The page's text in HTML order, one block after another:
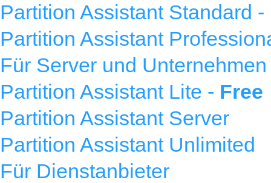
Partition Assistant Standard -
Partition Assistant
Für Server und Unternehmen
Partition Assistant Lite - Free
Partition Assistant Server
Partition Assistant Unlimited
Für Dienstanbieter